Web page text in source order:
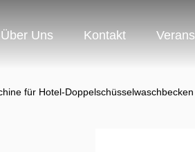
Über Uns Kontakt
für Hotel-Doppelschüsselwaschbecken